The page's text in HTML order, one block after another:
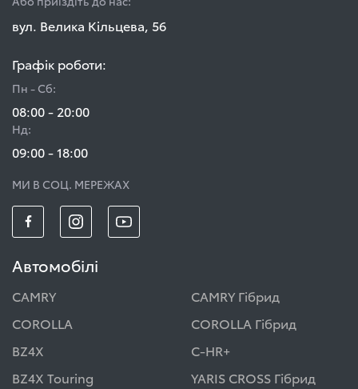
вул. Велика Кільцева, 56
Графік роботи:
Пн - Сб:
08:00 - 20:00
Нд:
09:00 - 18:00
МИ В СОЦ. МЕРЕЖАХ
Автомобілі
CAMRY
CAMRY Гібрид
COROLLA
COROLLA Гібрид
BZ4X
C-HR+
BZ4X Touring
YARIS CROSS Гібрид